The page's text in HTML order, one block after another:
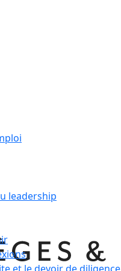
leadership